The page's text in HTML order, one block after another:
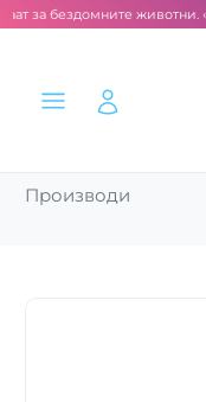
за бездомните животни. ‹‹‹
Производи